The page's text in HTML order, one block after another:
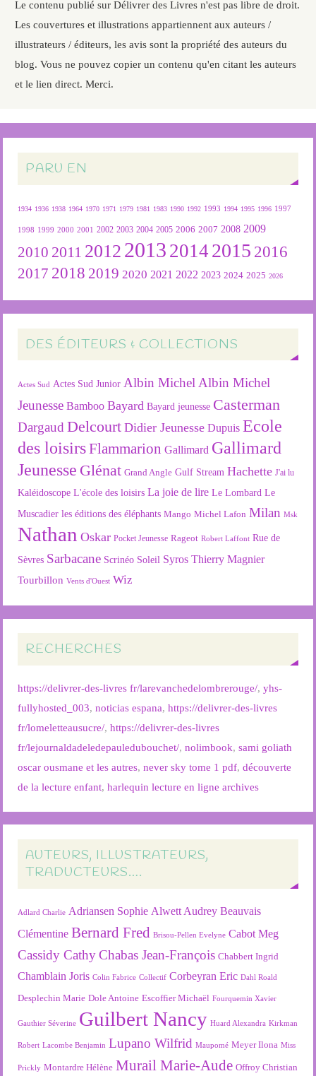
Le contenu publié sur Délivrer des Livres n'est pas libre de droit.
Les couvertures et illustrations appartiennent aux auteurs /
illustrateurs / éditeurs, les avis sont la propriété des auteurs du
blog. Vous ne pouvez copier un contenu qu'en citant les auteurs
et le lien direct. Merci.
PARU EN
1934 1936 1938 1964 1970 1971 1979 1981 1983 1990 1992 1993 1994 1995 1996 1997
1998 1999 2000 2001 2002 2003 2004 2005 2006 2007 2008 2009
2010 2011 2012 2013 2014 2015 2016
2017 2018 2019 2020 2021 2022 2023 2024 2025 2026
DES ÉDITEURS & COLLECTIONS
Actes Sud Actes Sud Junior Albin Michel Albin Michel
Jeunesse Bamboo Bayard Bayard jeunesse Casterman
Dargaud Delcourt Didier Jeunesse Dupuis Ecole
des loisirsFlammarion Gallimard Gallimard
Jeunesse Glénat Grand Angle Gulf Stream Hachette J'ai lu
Kaléidoscope L'école des loisirs La joie de lire Le Lombard Le
Muscadier les éditions des éléphants Mango Michel Lafon Milan Msk
Nathan Oskar Pocket Jeunesse Rageot Robert Laffont Rue de
Sèvres Sarbacane Scrinéo Soleil Syros Thierry Magnier
Tourbillon Vents d'Ouest Wiz
RECHERCHES
https://delivrer-des-livres fr/larevanchedelombrerouge/,yhs-
fullyhosted_003,noticias espana,https://delivrer-des-livres
fr/lomeletteausucre/,https://delivrer-des-livres
fr/lejournaldadeledepauledubouchet/,nolimbook,sami goliath
oscar ousmane et les autres,never sky tome 1 pdf,découverte
de la lecture enfant,harlequin lecture en ligne archives
AUTEURS, ILLUSTRATEURS,
TRADUCTEURS….
Adlard Charlie Adriansen Sophie Alwett Audrey Beauvais
Clémentine Bernard Fred Brisou-Pellen Evelyne Cabot Meg
Cassidy Cathy Chabas Jean-François Chabbert Ingrid
Chamblain Joris Colin Fabrice Collectif Corbeyran Eric Dahl Roald
Desplechin Marie Dole Antoine Escoffier Michaël Fourquemin Xavier
Gauthier Séverine Guilbert Nancy Huard Alexandra Kirkman
Robert Lacombe Benjamin Lupano Wilfrid Maupomé Meyer Ilona Miss
Prickly Montardre Hélène Murail Marie-Aude Offroy Christian